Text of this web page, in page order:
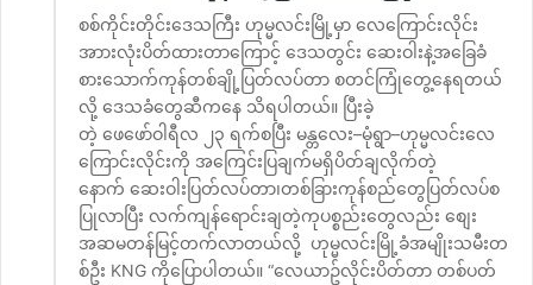
စစ်ကိုင်းတိုင်းဒေသကြီး ဟုမ္မလင်းမြို့မှာ လေကြောင်းလိုင်း
အာားလုံးပိတ်ထားတာကြောင့် ဒေသတွင်း ဆေးဝါးနဲ့အခြေခံ
စားသောက်ကုန်တစ်ချို့ပြတ်လပ်တာ စတင်ကြုံတွေ့နေရတယ်
လို့ ဒေသခံတွေဆီကနေ သိရပါတယ်။ ပြီးခဲ့
တဲ့ ဖေဖော်ဝါရီလ ၂၃ ရက်စပြီး မန္တလေး–မုံရွာ–ဟုမ္မလင်းလေ
ကြောင်းလိုင်းကို အကြေင်းပြချက်မရှိပိတ်ချလိုက်တဲ့
နောက် ဆေးဝါးပြတ်လပ်တာ၊တစ်ခြားကုန်စည်တွေပြတ်လပ်စ
ပြုလာပြီး လက်ကျန်ရောင်းချတဲ့ကုပစ္စည်းတွေလည်း စျေး
အဆမတန်မြင့်တက်လာတယ်လို့ ဟုမ္မလင်းမြို့ခံအမျိုးသမီးတ
စ်ဦး KNG ကိုပြောပါတယ်။ “လေယာဥ်လိုင်းပိတ်တာ တစ်ပတ်